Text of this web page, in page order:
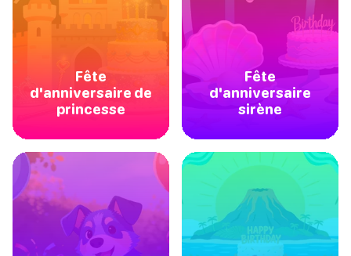
Fête
d'anniversaire de
princesse
Fête
d'anniversaire
sirène